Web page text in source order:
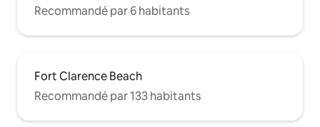
Recommandé par 6 habitants
Fort Clarence Beach
Recommandé par 133 habitants